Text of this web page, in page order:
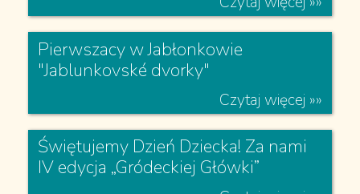
Słoneczna przygoda na minigolfie w
Wędryni
Pierwszacy w Jabłonkowie
"Jablunkovské dvorky"
Czytaj więcej »»